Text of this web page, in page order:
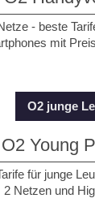
- beste
mit
O2 junge
O2 Young
für junge
2 Netzen und